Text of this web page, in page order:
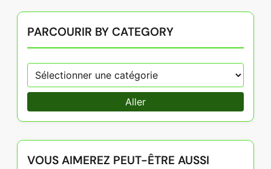
PARCOURIR BY CATEGORY
Aller
VOUS AIMEREZ PEUT-ÊTRE AUSSI